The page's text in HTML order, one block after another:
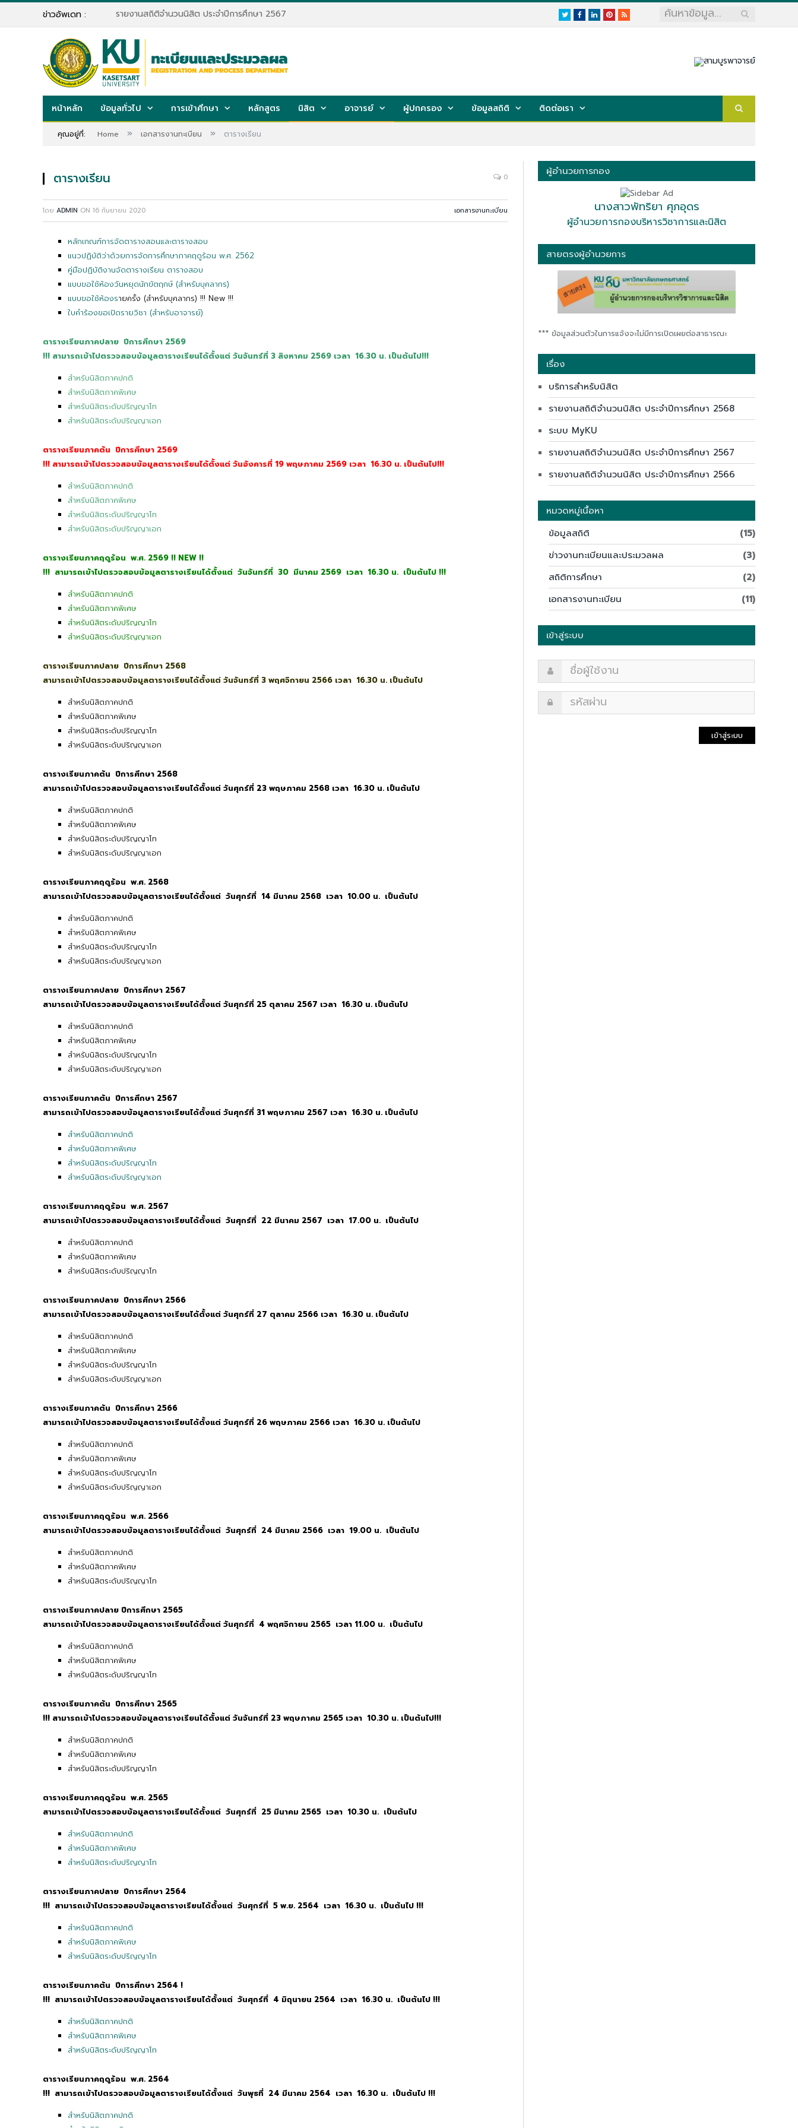
ข่าวอัพเดท : รายงานสถิติจำนวนนิสิต ประจำปีการศึกษา 2567 TwitterFacebookLinkedInPinterest
RSS
หน้าหลัก ข้อมูลทั่วไป การเข้าศึกษา หลักสูตร นิสิต อาจารย์ ผู้ปกครอง ข้อมูลสถิติ ติดต่อเรา
คุณอยู่ที่: Home » เอกสารงานทะเบียน » ตารางเรียน
ตารางเรียน 0
โดย ADMIN ON 16 กันยายน 2020 เอกสารงานทะเบียน
หลักเกณฑ์การจัดตารางสอนและตารางสอบ
แนวปฏิบัติว่าด้วยการจัดการศึกษาภาคฤดูร้อน พ.ศ. 2562
คู่มือปฏิบัติงานจัดตารางเรียน ตารางสอบ
แบบขอใช้ห้องวันหยุดนักขัตฤกษ์ (สำหรับบุคลากร)
แบบขอใช้ห้องรายครั้ง (สำหรับบุคลากร) !!! New !!!
ใบคำร้องขอเปิดรายวิชา (สำหรับอาจารย์)
ตารางเรียนภาคปลาย ปีการศึกษา 2569
!!! สามารถเข้าไปตรวจสอบข้อมูลตารางเรียนได้ตั้งแต่ วันจันทร์ที่ 3 สิงหาคม 2569 เวลา 16.30 น. เป็นต้นไป!!!
สำหรับนิสิตภาคปกติ
สำหรับนิสิตภาคพิเศษ
สำหรับนิสิตระดับปริญญาโท
สำหรับนิสิตระดับปริญญาเอก
ตารางเรียนภาคต้น ปีการศึกษา 2569
!!! สามารถเข้าไปตรวจสอบข้อมูลตารางเรียนได้ตั้งแต่ วันอังคารที่ 19 พฤษภาคม 2569 เวลา 16.30 น. เป็นต้นไป!!!
สำหรับนิสิตภาคปกติ
สำหรับนิสิตภาคพิเศษ
สำหรับนิสิตระดับปริญญาโท
สำหรับนิสิตระดับปริญญาเอก
ตารางเรียนภาคฤดูร้อน พ.ศ. 2569 !! NEW !!
!!! สามารถเข้าไปตรวจสอบข้อมูลตารางเรียนได้ตั้งแต่ วันจันทร์ที่ 30 มีนาคม 2569 เวลา 16.30 น. เป็นต้นไป !!!
สำหรับนิสิตภาคปกติ
สำหรับนิสิตภาคพิเศษ
สำหรับนิสิตระดับปริญญาโท
สำหรับนิสิตระดับปริญญาเอก
ตารางเรียนภาคปลาย ปีการศึกษา 2568
สามารถเข้าไปตรวจสอบข้อมูลตารางเรียนได้ตั้งแต่ วันจันทร์ที่ 3 พฤศจิกายน 2566 เวลา 16.30 น. เป็นต้นไป
สำหรับนิสิตภาคปกติ
สำหรับนิสิตภาคพิเศษ
สำหรับนิสิตระดับปริญญาโท
สำหรับนิสิตระดับปริญญาเอก
ตารางเรียนภาคต้น ปีการศึกษา 2568
สามารถเข้าไปตรวจสอบข้อมูลตารางเรียนได้ตั้งแต่ วันศุกร์ที่ 23 พฤษภาคม 2568 เวลา 16.30 น. เป็นต้นไป
สำหรับนิสิตภาคปกติ
สำหรับนิสิตภาคพิเศษ
สำหรับนิสิตระดับปริญญาโท
สำหรับนิสิตระดับปริญญาเอก
ตารางเรียนภาคฤดูร้อน พ.ศ. 2568
สามารถเข้าไปตรวจสอบข้อมูลตารางเรียนได้ตั้งแต่ วันศุกร์ที่ 14 มีนาคม 2568 เวลา 10.00 น. เป็นต้นไป
สำหรับนิสิตภาคปกติ
สำหรับนิสิตภาคพิเศษ
สำหรับนิสิตระดับปริญญาโท
สำหรับนิสิตระดับปริญญาเอก
ตารางเรียนภาคปลาย ปีการศึกษา 2567
สามารถเข้าไปตรวจสอบข้อมูลตารางเรียนได้ตั้งแต่ วันศุกร์ที่ 25 ตุลาคม 2567 เวลา 16.30 น. เป็นต้นไป
สำหรับนิสิตภาคปกติ
สำหรับนิสิตภาคพิเศษ
สำหรับนิสิตระดับปริญญาโท
สำหรับนิสิตระดับปริญญาเอก
ตารางเรียนภาคต้น ปีการศึกษา 2567
สามารถเข้าไปตรวจสอบข้อมูลตารางเรียนได้ตั้งแต่ วันศุกร์ที่ 31 พฤษภาคม 2567 เวลา 16.30 น. เป็นต้นไป
สำหรับนิสิตภาคปกติ
สำหรับนิสิตภาคพิเศษ
สำหรับนิสิตระดับปริญญาโท
สำหรับนิสิตระดับปริญญาเอก
ตารางเรียนภาคฤดูร้อน พ.ศ. 2567
สามารถเข้าไปตรวจสอบข้อมูลตารางเรียนได้ตั้งแต่ วันศุกร์ที่ 22 มีนาคม 2567 เวลา 17.00 น. เป็นต้นไป
สำหรับนิสิตภาคปกติ
สำหรับนิสิตภาคพิเศษ
สำหรับนิสิตระดับปริญญาโท
ตารางเรียนภาคปลาย ปีการศึกษา 2566
สามารถเข้าไปตรวจสอบข้อมูลตารางเรียนได้ตั้งแต่ วันศุกร์ที่ 27 ตุลาคม 2566 เวลา 16.30 น. เป็นต้นไป
สำหรับนิสิตภาคปกติ
สำหรับนิสิตภาคพิเศษ
สำหรับนิสิตระดับปริญญาโท
สำหรับนิสิตระดับปริญญาเอก
ตารางเรียนภาคต้น ปีการศึกษา 2566
สามารถเข้าไปตรวจสอบข้อมูลตารางเรียนได้ตั้งแต่ วันศุกร์ที่ 26 พฤษภาคม 2566 เวลา 16.30 น. เป็นต้นไป
สำหรับนิสิตภาคปกติ
สำหรับนิสิตภาคพิเศษ
สำหรับนิสิตระดับปริญญาโท
สำหรับนิสิตระดับปริญญาเอก
ตารางเรียนภาคฤดูร้อน พ.ศ. 2566
สามารถเข้าไปตรวจสอบข้อมูลตารางเรียนได้ตั้งแต่ วันศุกร์ที่ 24 มีนาคม 2566 เวลา 19.00 น. เป็นต้นไป
สำหรับนิสิตภาคปกติ
สำหรับนิสิตภาคพิเศษ
สำหรับนิสิตระดับปริญญาโท
ตารางเรียนภาคปลาย ปีการศึกษา 2565
สามารถเข้าไปตรวจสอบข้อมูลตารางเรียนได้ตั้งแต่ วันศุกร์ที่ 4 พฤศจิกายน 2565 เวลา 11.00 น. เป็นต้นไป
สำหรับนิสิตภาคปกติ
สำหรับนิสิตภาคพิเศษ
สำหรับนิสิตระดับปริญญาโท
ตารางเรียนภาคต้น ปีการศึกษา 2565
!!! สามารถเข้าไปตรวจสอบข้อมูลตารางเรียนได้ตั้งแต่ วันจันทร์ที่ 23 พฤษภาคม 2565 เวลา 10.30 น. เป็นต้นไป!!!
สำหรับนิสิตภาคปกติ
สำหรับนิสิตภาคพิเศษ
สำหรับนิสิตระดับปริญญาโท
ตารางเรียนภาคฤดูร้อน พ.ศ. 2565
สามารถเข้าไปตรวจสอบข้อมูลตารางเรียนได้ตั้งแต่ วันศุกร์ที่ 25 มีนาคม 2565 เวลา 10.30 น. เป็นต้นไป
สำหรับนิสิตภาคปกติ
สำหรับนิสิตภาคพิเศษ
สำหรับนิสิตระดับปริญญาโท
ตารางเรียนภาคปลาย ปีการศึกษา 2564
!!! สามารถเข้าไปตรวจสอบข้อมูลตารางเรียนได้ตั้งแต่ วันศุกร์ที่ 5 พ.ย. 2564 เวลา 16.30 น. เป็นต้นไป !!!
สำหรับนิสิตภาคปกติ
สำหรับนิสิตภาคพิเศษ
สำหรับนิสิตระดับปริญญาโท
ตารางเรียนภาคต้น ปีการศึกษา 2564 !
!!! สามารถเข้าไปตรวจสอบข้อมูลตารางเรียนได้ตั้งแต่ วันศุกร์ที่ 4 มิถุนายน 2564 เวลา 16.30 น. เป็นต้นไป !!!
สำหรับนิสิตภาคปกติ
สำหรับนิสิตภาคพิเศษ
สำหรับนิสิตระดับปริญญาโท
ตารางเรียนภาคฤดูร้อน พ.ศ. 2564
!!! สามารถเข้าไปตรวจสอบข้อมูลตารางเรียนได้ตั้งแต่ วันพุธที่ 24 มีนาคม 2564 เวลา 16.30 น. เป็นต้นไป !!!
สำหรับนิสิตภาคปกติ
ผู้อำนวยการกอง
นางสาวพัทริยา ศุภอุดร
ผู้อำนวยการกองบริหารวิชาการและนิสิต
สายตรงผู้อำนวยการ
*** ข้อมูลส่วนตัวในการแจ้งจะไม่มีการเปิดเผยต่อสาธารณะ
เรื่อง
บริการสำหรับนิสิต
รายงานสถิติจำนวนนิสิต ประจำปีการศึกษา 2568
ระบบ MyKU
รายงานสถิติจำนวนนิสิต ประจำปีการศึกษา 2567
รายงานสถิติจำนวนนิสิต ประจำปีการศึกษา 2566
หมวดหมู่เนื้อหา
ข้อมูลสถิติ
(15)
ข่าวงานทะเบียนและประมวลผล
(3)
สถิติการศึกษา
(2)
เอกสารงานทะเบียน
(11)
เข้าสู่ระบบ
เข้าสู่ระบบ